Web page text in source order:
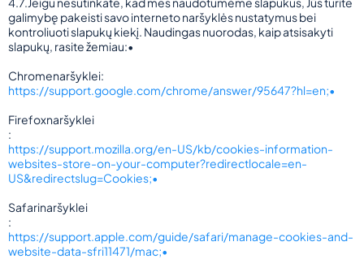
galimybę pakeisti savo interneto naršyklės nustatymus bei
kontroliuoti slapukų kiekį. Naudingas nuorodas, kaip atsisakyti
slapukų, rasite žemiau:•
Chromenaršyklei:
https://support.google.com/chrome/answer/95647?hl=en;•
Firefoxnaršyklei
:
https://support.mozilla.org/en-US/kb/cookies-information-
websites-store-on-your-computer?redirectlocale=en-
US&redirectslug=Cookies;•
Safarinaršyklei
:
https://support.apple.com/guide/safari/manage-cookies-and-
website-data-sfri11471/mac;•